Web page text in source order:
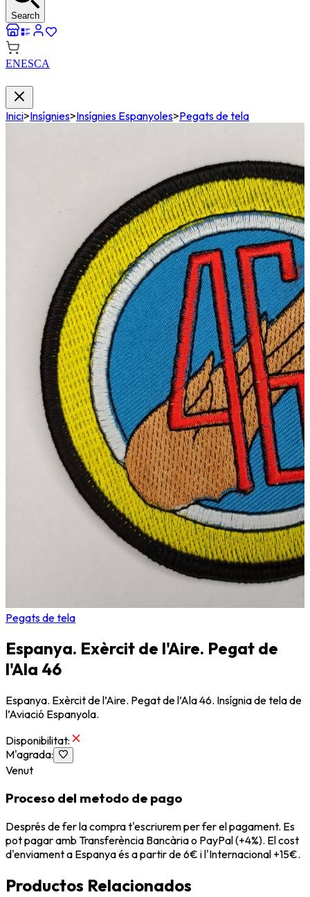
Search
ENESCA
Inici>Insígnies>Insígnies Espanyoles>Pegats de tela
Pegats de tela
Espanya. Exèrcit de l'Aire. Pegat de
l'Ala 46
Espanya. Exèrcit de l’Aire. Pegat de l’Ala 46. Insígnia de tela de
l’Aviació Espanyola.
Disponibilitat:
M'agrada:
Venut
Proceso del metodo de pago
Després de fer la compra t'escriurem per fer el pagament. Es
pot pagar amb Transferència Bancària o PayPal (+4%). El cost
d'enviament a Espanya és a partir de 6€ i l'Internacional +15€.
Productos Relacionados